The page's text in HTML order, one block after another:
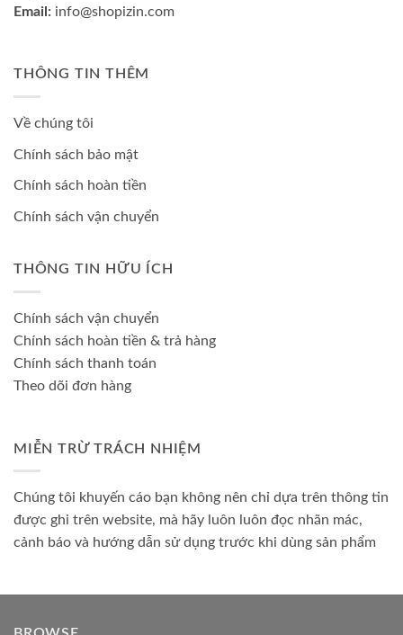
Email: info@shopizin.com
THÔNG TIN THÊM
Về chúng tôi
Chính sách bảo mật
Chính sách hoàn tiền
Chính sách vận chuyển
THÔNG TIN HỮU ÍCH
Chính sách vận chuyển
Chính sách hoàn tiền & trả hàng
Chính sách thanh toán
Theo dõi đơn hàng
MIỄN TRỪ TRÁCH NHIỆM
Chúng tôi khuyến cáo bạn không nên chỉ dựa trên thông tin
được ghi trên website, mà hãy luôn luôn đọc nhãn mác,
cảnh báo và hướng dẫn sử dụng trước khi dùng sản phẩm